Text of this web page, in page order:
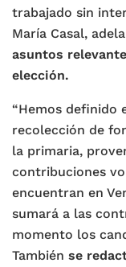
trabajado sin
María Casal,
asuntos
elección.
“Hemos definido
recolección de
la primaria,
contribuciones
encuentran en
sumará a las
momento los
También se